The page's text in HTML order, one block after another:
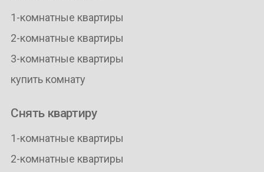
1-комнатные квартиры
2-комнатные квартиры
3-комнатные квартиры
купить комнату
Снять квартиру
1-комнатные квартиры
2-комнатные квартиры